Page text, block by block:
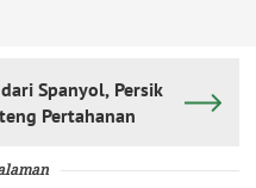
Spanyol, Persik
Pertahanan